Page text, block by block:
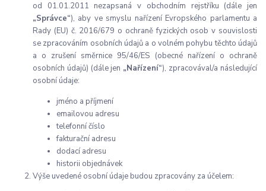
od 01.01.2011 nezapsaná v obchodním rejstříku (dále jen
„Správce“), aby ve smyslu nařízení Evropského parlamentu a
Rady (EU) č. 2016/679 o ochraně fyzických osob v souvislosti
se zpracováním osobních údajů a o volném pohybu těchto údajů
a o zrušení směrnice 95/46/ES (obecné nařízení o ochraně
osobních údajů) (dále jen „Nařízení“), zpracovával/a následující
osobní údaje:
jméno a příjmení
emailovou adresu
telefonní číslo
fakturační adresu
dodací adresu
historii objednávek
Výše uvedené osobní údaje budou zpracovány za účelem: